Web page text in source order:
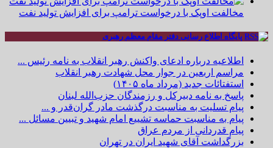
مخالفت اوپک با درخواست ترامپ برای افزایش تولید نفت
پایگاه اطلاع رسانی دفتر مقام معظم رهبری
اطلاعیه درباره ادعای واکنش رهبر انقلاب به نامه رئیس ...
مراسم اربعین در جوار محل شهادت رهبر انقلاب
استفتائات جدید (مرداد ماه ۱۴۰۵)
پاسخ به نامه دبیرکل و رزمندگان حزب‌الله لبنان
پیام تسلیت به مناسبت درگذشت مادر گران‌قدر و ...
پیام به مناسبت حماسه تشییع امام شهید و تبیین مسائل ...
پیام قدردانی از مردم عراق
بزرگداشت آقای شهید ایران در تهران